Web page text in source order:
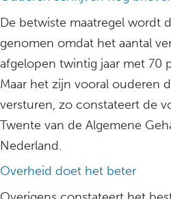
De betwiste maatregel wordt
genomen omdat het aantal
afgelopen twintig jaar met 70
Maar het zijn vooral ouderen
versturen, zo constateert de
Twente van de Algemene
Nederland.
Overheid doet het beter